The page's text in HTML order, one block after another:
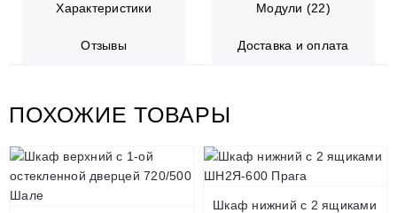
Характеристики Модули (22)
Отзывы Доставка и оплата
ПОХОЖИЕ ТОВАРЫ
Шкаф нижний с 2 ящиками